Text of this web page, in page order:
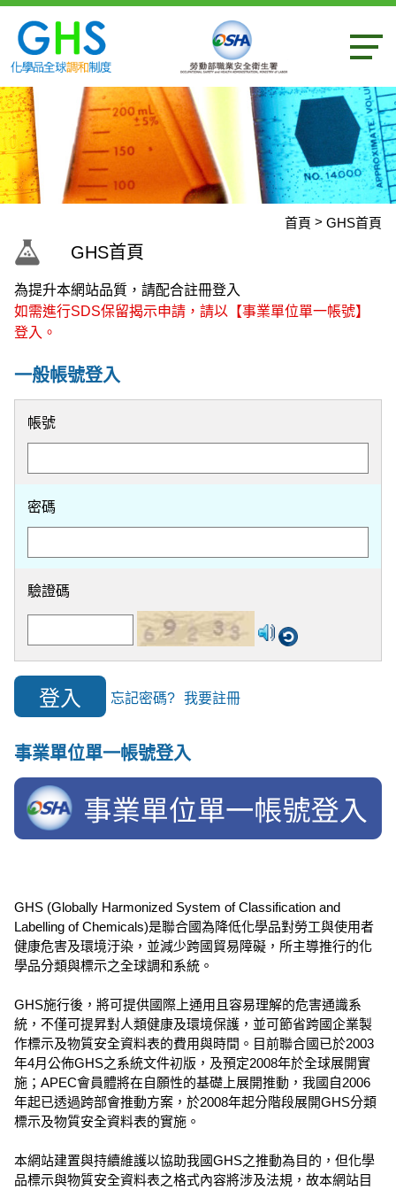
區
GHS首頁
首頁 GHS首頁
為提升本網站品質，請配合註冊登入
如需進行SDS保留揭示申請，請以【事業單位單一帳號】
登入。
一般帳號登入
帳號
密碼
驗證碼
忘記密碼? 我要註冊
事業單位單一帳號登入
GHS (Globally Harmonized System of Classification and
Labelling of Chemicals)是聯合國為降低化學品對勞工與使用者
健康危害及環境汙染，並減少跨國貿易障礙，所主導推行的化
學品分類與標示之全球調和系統。
GHS施行後，將可提供國際上通用且容易理解的危害通識系
統，不僅可提昇對人類健康及環境保護，並可節省跨國企業製
作標示及物質安全資料表的費用與時間。目前聯合國已於2003
年4月公佈GHS之系統文件初版，及預定2008年於全球展開實
施；APEC會員體將在自願性的基礎上展開推動，我國自2006
年起已透過跨部會推動方案，於2008年起分階段展開GHS分類
標示及物質安全資料表的實施。
本網站建置與持續維護以協助我國GHS之推動為目的，但化學
品標示與物質安全資料表之格式內容將涉及法規，故本網站目